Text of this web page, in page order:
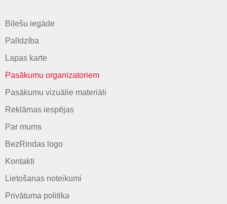
Biļešu iegāde
Palīdzība
Lapas karte
Pasākumu organizatoriem
Pasākumu vizuālie materiāli
Reklāmas iespējas
Par mums
BezRindas logo
Kontakti
Lietošanas noteikumi
Privātuma politika